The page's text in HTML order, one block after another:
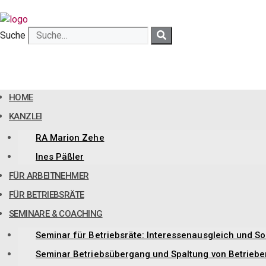
Inhalt
springen
Suche
HOME
KANZLEI
RA Marion Zehe
Ines Päßler
FÜR ARBEITNEHMER
FÜR BETRIEBSRÄTE
SEMINARE & COACHING
Seminar für Betriebsräte: Interessenausgleich und
Seminar Betriebsübergang und Spaltung von